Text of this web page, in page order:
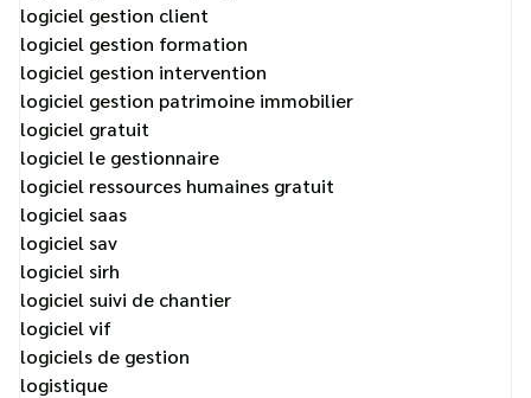
logiciel gestion client
logiciel gestion formation
logiciel gestion intervention
logiciel gestion patrimoine immobilier
logiciel gratuit
logiciel le gestionnaire
logiciel ressources humaines gratuit
logiciel saas
logiciel sav
logiciel sirh
logiciel suivi de chantier
logiciel vif
logiciels de gestion
logistique